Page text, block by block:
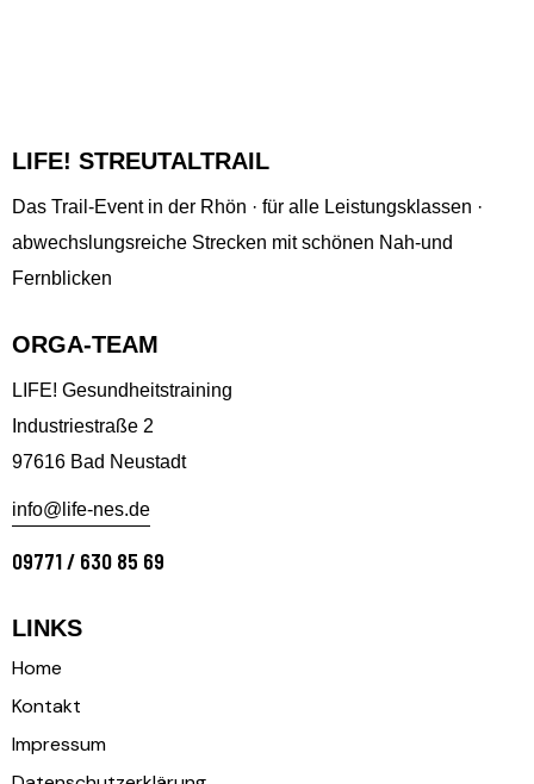
LIFE! STREUTALTRAIL
Das Trail-Event in der Rhön · für alle Leistungsklassen ·
abwechslungsreiche Strecken mit schönen Nah-und
Fernblicken
ORGA-TEAM
LIFE! Gesundheitstraining
Industriestraße 2
97616 Bad Neustadt
info@life-nes.de
09771 / 630 85 69
LINKS
Home
Kontakt
Impressum